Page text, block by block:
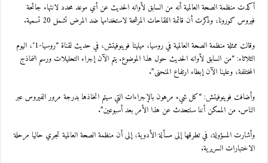
أكدت منظمة الصحة العالمية أنه من السابق لأوانه الحديث عن أي موعد محدد لانتهاء جائحة
فيروس كورونا، وذكرت أن قائمة اللقاحات المرشحة لاستخدامها ضد المرض تشمل 20 تسمية.
وقالت ممثلة منظمة الصحة العالمية في روسيا، ميليتا فوينوفيتش، في حديث لقناة “روسيا-1″، اليوم
الثلاثاء: “من السابق لأوانه الحديث حول هذا الموضوع. يتم الآن إجراء التحليلات ورسم النماذج
المختلفة، وعلينا الآن إبطاء ارتفاع المنحنى”.
وأضافت فوينوفيتش: “كل شيء مرهون بالإجراءات التي سيتم اتخاذها بدرجة مرور الفيروس عبر
الناس. من الممكن أننا سنتحدث عن هذا الأمر بعد أسبوعين”.
وأشارت المسؤولة، في تطرقها إلى مسألة الأدوية، إلى أن منظمة الصحة العالمية تجري حاليا مرحلة
الاختبارات السريرية.